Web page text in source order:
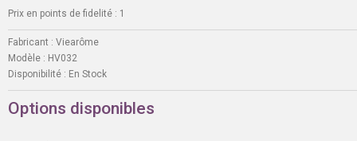
Prix en points de fidelité : 1
Fabricant : Viearôme
Modèle : HV032
Disponibilité : En Stock
Options disponibles